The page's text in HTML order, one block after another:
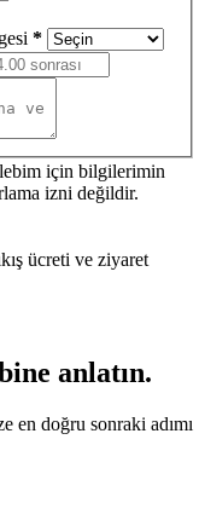
*
için bilgilerimin
izni değildir.
ücreti ve ziyaret
anlatın.
en doğru sonraki adımı